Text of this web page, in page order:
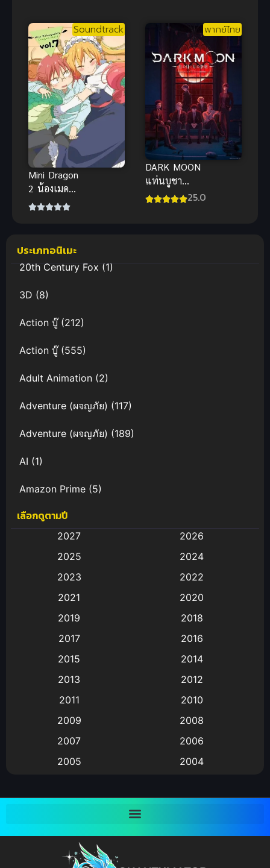
Soundtrack
Mini Dragon
2 น้องเมด
มังกรฉบับมินิ
พากย์ไทย
DARK MOON
แท่นบูชา
พระจันทร์ 25.0
ประเภทอนิเมะ
20th Century Fox(1)
3D (8)
Action บู๊(212)
Action บู๊(555)
Adult Animation (2)
Adventure (ผจญภัย) (117)
Adventure (ผจญภัย) (189)
AI (1)
Amazon Prime (5)
Anal (ประตูหลัง)
Animation การ์ตูน
Animation อนิเมะ
Animation แอนิเมชัน
(9)
Big tits (นมใหญ่)
Bitch (ผู้หญิงร่าน)
Bondage (ทาส)(1)
เลือกดูตามปี
2027
2026
2025
2024
2023
2022
2021
2020
2019
2018
2017
2016
2015
2014
2013
2012
2011
2010
2009
2008
2007
2006
2005
2004
2001
2000
1997
1993